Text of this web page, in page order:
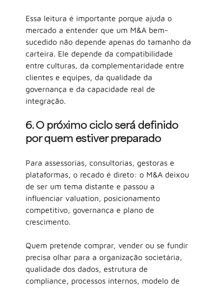
Essa leitura é importante porque ajuda o
mercado a entender que um M&A bem-
sucedido não depende apenas do tamanho da
carteira. Ele depende da compatibilidade
entre culturas, da complementaridade entre
clientes e equipes, da qualidade da
governança e da capacidade real de
integração.
6. O próximo ciclo será definido
por quem estiver preparado
Para assessorias, consultorias, gestoras e
plataformas, o recado é direto: o M&A deixou
de ser um tema distante e passou a
influenciar valuation, posicionamento
competitivo, governança e plano de
crescimento.
Quem pretende comprar, vender ou se fundir
precisa olhar para a organização societária,
qualidade dos dados, estrutura de
compliance, processos internos, modelo de